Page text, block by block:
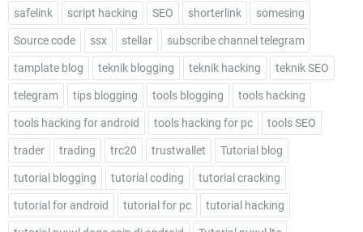
safelink script hacking SEO shorterlink somesing
Source code ssx stellar subscribe channel telegram
tamplate blog teknik blogging teknik hacking teknik SEO
telegram tips blogging tools blogging tools hacking
tools hacking for android tools hacking for pc tools SEO
trader trading trc20 trustwallet Tutorial blog
tutorial blogging tutorial coding tutorial cracking
tutorial for android tutorial for pc tutorial hacking